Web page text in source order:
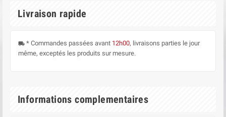
Livraison rapide
local_shipping * Commandes passées avant 12h00, livraisons parties le jour
même, exceptés les produits sur mesure.
Informations complementaires